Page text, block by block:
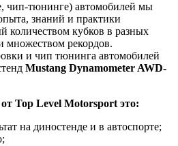
чип-тюнинге) автомобилей мы
знаний и практики
количеством кубков в разных
множеством рекордов.
и чип тюнинга автомобилей
Mustang Dynamometer AWD-
Top Level Motorsport это:
на диностенде и в автоспорте;